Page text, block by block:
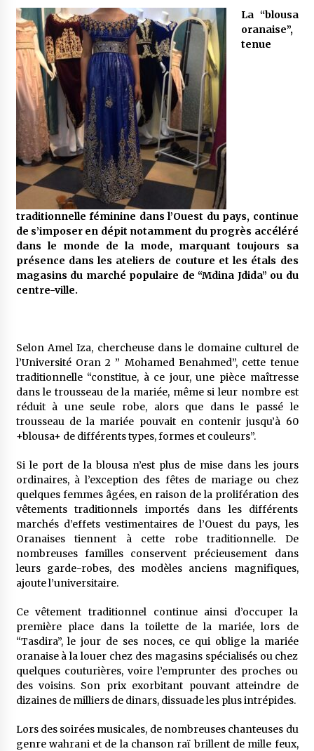
Quand on va vite
5 ans ago
« Père, tiens-moi, je vais tomber ! »
5 ans ago
Le bouc de l’Au-delà
5 ans ago
Le monstrueux vieillard (Un récit du Sud
algérien)
5 ans ago
Un conte targui/ Quand la tête est vide
5 ans ago
Tradition orale/ D’où viennent les contes et à
quoi servent-ils?
La “blousa
oranaise”,
tenue
traditionnelle féminine dans l’Ouest du pays, continue
de s’imposer en dépit notamment du progrès accéléré
dans le monde de la mode, marquant toujours sa
présence dans les ateliers de couture et les étals des
magasins du marché populaire de “Mdina Jdida” ou du
centre-ville.
Selon Amel Iza, chercheuse dans le domaine culturel de
l’Université Oran 2 ” Mohamed Benahmed”, cette tenue
traditionnelle “constitue, à ce jour, une pièce maîtresse
dans le trousseau de la mariée, même si leur nombre est
réduit à une seule robe, alors que dans le passé le
trousseau de la mariée pouvait en contenir jusqu’à 60
+blousa+ de différents types, formes et couleurs”.
Si le port de la blousa n’est plus de mise dans les jours
ordinaires, à l’exception des fêtes de mariage ou chez
quelques femmes âgées, en raison de la prolifération des
vêtements traditionnels importés dans les différents
marchés d’effets vestimentaires de l’Ouest du pays, les
Oranaises tiennent à cette robe traditionnelle. De
nombreuses familles conservent précieusement dans
leurs garde-robes, des modèles anciens magnifiques,
ajoute l’universitaire.
Ce vêtement traditionnel continue ainsi d’occuper la
première place dans la toilette de la mariée, lors de
“Tasdira”, le jour de ses noces, ce qui oblige la mariée
oranaise à la louer chez des magasins spécialisés ou chez
quelques couturières, voire l’emprunter des proches ou
des voisins. Son prix exorbitant pouvant atteindre de
dizaines de milliers de dinars, dissuade les plus intrépides.
Lors des soirées musicales, de nombreuses chanteuses du
genre wahrani et de la chanson raï brillent de mille feux,